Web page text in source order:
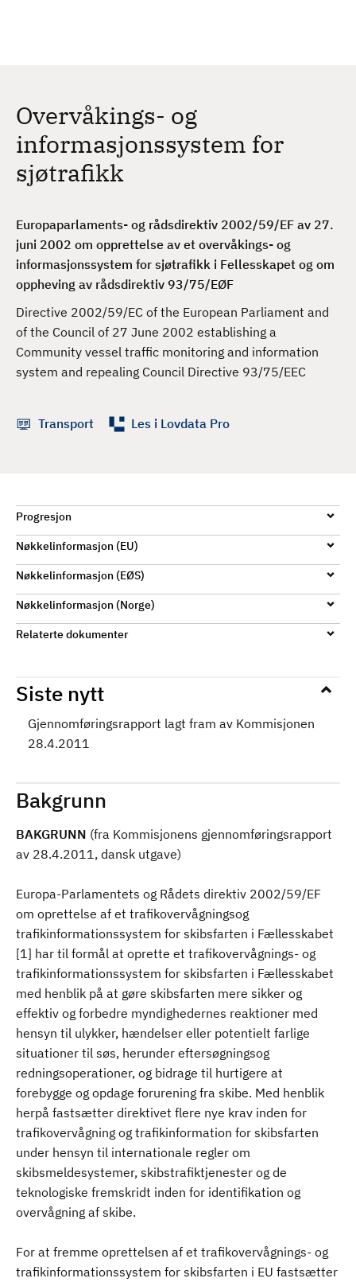
Overvåkings- og
informasjonssystem for
sjøtrafikk
Europaparlaments- og rådsdirektiv 2002/59/EF av 27.
juni 2002 om opprettelse av et overvåkings- og
informasjonssystem for sjøtrafikk i Fellesskapet og om
oppheving av rådsdirektiv 93/75/EØF
Directive 2002/59/EC of the European Parliament and
of the Council of 27 June 2002 establishing a
Community vessel traffic monitoring and information
system and repealing Council Directive 93/75/EEC
Transport Les i Lovdata Pro
Progresjon
Nøkkelinformasjon (EU)
Nøkkelinformasjon (EØS)
Nøkkelinformasjon (Norge)
Relaterte dokumenter
Siste nytt
Gjennomføringsrapport lagt fram av Kommisjonen
28.4.2011
Bakgrunn
BAKGRUNN (fra Kommisjonens gjennomføringsrapport
av 28.4.2011, dansk utgave)
Europa-Parlamentets og Rådets direktiv 2002/59/EF
om oprettelse af et trafikovervågningsog
trafikinformationssystem for skibsfarten i Fællesskabet
[1] har til formål at oprette et trafikovervågnings- og
trafikinformationssystem for skibsfarten i Fællesskabet
med henblik på at gøre skibsfarten mere sikker og
effektiv og forbedre myndighedernes reaktioner med
hensyn til ulykker, hændelser eller potentielt farlige
situationer til søs, herunder eftersøgningsog
redningsoperationer, og bidrage til hurtigere at
forebygge og opdage forurening fra skibe. Med henblik
herpå fastsætter direktivet flere nye krav inden for
trafikovervågning og trafikinformation for skibsfarten
under hensyn til internationale regler om
skibsmeldesystemer, skibstrafiktjenester og de
teknologiske fremskridt inden for identifikation og
overvågning af skibe.
For at fremme oprettelsen af et trafikovervågnings- og
trafikinformationssystem for skibsfarten i EU fastsætter